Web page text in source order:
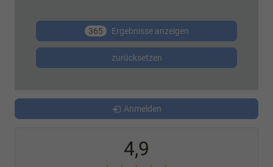
365 Ergebnisse anzeigen
zurücksetzen
Anmelden
4,9